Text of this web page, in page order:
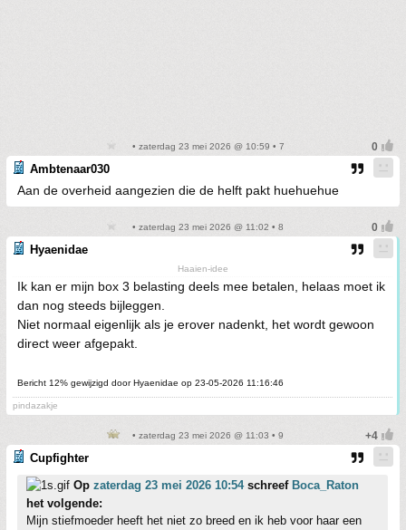
• zaterdag 23 mei 2026 @ 10:59 • 7
Ambtenaar030
Aan de overheid aangezien die de helft pakt huehuehue
• zaterdag 23 mei 2026 @ 11:02 • 8
Hyaenidae
Haaien-idee
Ik kan er mijn box 3 belasting deels mee betalen, helaas moet ik
dan nog steeds bijleggen.
Niet normaal eigenlijk als je erover nadenkt, het wordt gewoon
direct weer afgepakt.
Bericht 12% gewijzigd door Hyaenidae op 23-05-2026 11:16:46
pindazakje
• zaterdag 23 mei 2026 @ 11:03 • 9
Cupfighter
Op zaterdag 23 mei 2026 10:54schreef Boca_Raton
het volgende:
Mijn stiefmoeder heeft het niet zo breed en ik heb voor haar een